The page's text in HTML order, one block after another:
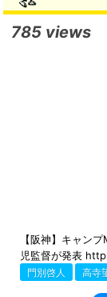
785 views
【阪神】キャン
児監督が発表
門別啓人 高寺